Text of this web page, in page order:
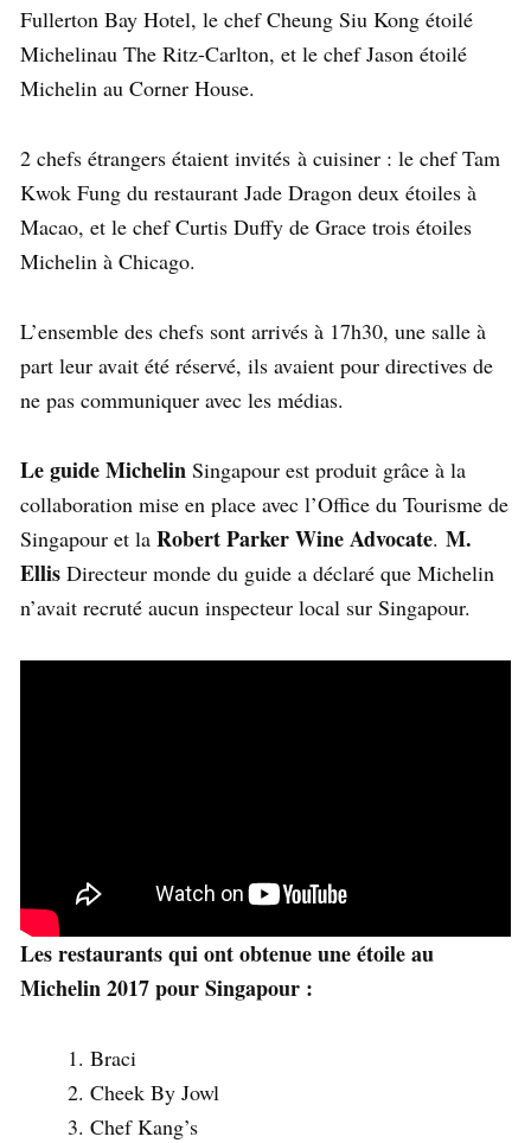
Fullerton Bay Hotel, le chef Cheung Siu Kong étoilé
Michelinau The Ritz-Carlton, et le chef Jason étoilé
Michelin au Corner House.
2 chefs étrangers étaient invités à cuisiner : le chef Tam
Kwok Fung du restaurant Jade Dragon deux étoiles à
Macao, et le chef Curtis Duffy de Grace trois étoiles
Michelin à Chicago.
L’ensemble des chefs sont arrivés à 17h30, une salle à
part leur avait été réservé, ils avaient pour directives de
ne pas communiquer avec les médias.
Le guide Michelin Singapour est produit grâce à la
collaboration mise en place avec l’Office du Tourisme de
Singapour et la Robert Parker Wine Advocate. M.
Ellis Directeur monde du guide a déclaré que Michelin
n’avait recruté aucun inspecteur local sur Singapour.
Les restaurants qui ont obtenue une étoile au
Michelin 2017 pour Singapour :
Braci
2. Cheek By Jowl
3. Chef Kang’s